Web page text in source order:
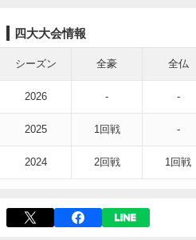
四大大会情報
シーズン 全豪 全仏
2026 - -
2025 1回戦 -
2024 2回戦 1回戦